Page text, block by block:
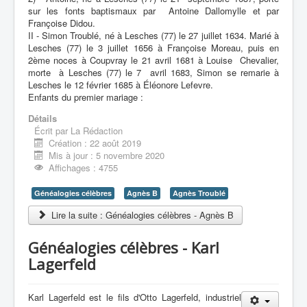
sur les fonts baptismaux par Antoine Dallomylle et par
Françoise Didou.
II - Simon Troublé, né à Lesches (77) le 27 juillet 1634. Marié à
Lesches (77) le 3 juillet 1656 à Françoise Moreau, puis en
2ème noces à Coupvray le 21 avril 1681 à Louise Chevalier,
morte à Lesches (77) le 7 avril 1683, Simon se remarie à
Lesches le 12 février 1685 à Éléonore Lefevre.
Enfants du premier mariage :
Détails
Écrit par La Rédaction
Création : 22 août 2019
Mis à jour : 5 novembre 2020
Affichages : 4755
Généalogies célèbres Agnès B Agnès Troublé
Lire la suite : Généalogies célèbres - Agnès B
Généalogies célèbres - Karl
Lagerfeld
Karl Lagerfeld est le fils d'Otto Lagerfeld, industriel